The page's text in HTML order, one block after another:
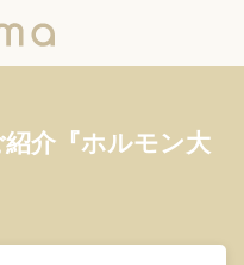
紹介『ホルモン大